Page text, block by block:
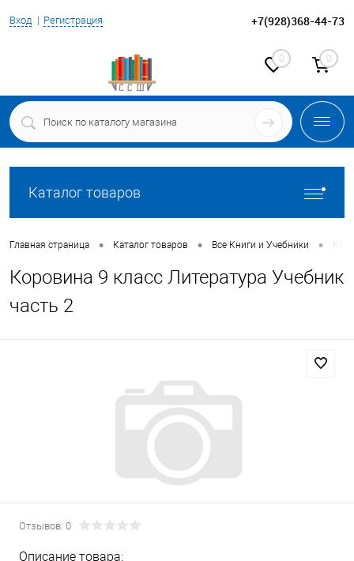
Вход Регистрация +7(928)368-44-73
0 0
Каталог товаров
Главная страница • Каталог товаров • Все Книги и Учебники •
Коровина 9 класс Литература Учебник
часть 2
Отзывов: 0
Описание товара: